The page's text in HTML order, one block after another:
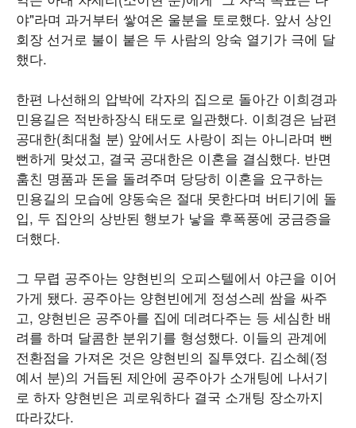
야"라며 과거부터 쌓여온 울분을 토로했다. 앞서 상인
회장 선거로 불이 붙은 두 사람의 앙숙 열기가 극에 달
했다.
한편 나선해의 압박에 각자의 집으로 돌아간 이희경과
민용길은 적반하장식 태도로 일관했다. 이희경은 남편
공대한(최대철 분) 앞에서도 사랑이 죄는 아니라며 뻔
뻔하게 맞섰고, 결국 공대한은 이혼을 결심했다. 반면
훔친 명품과 돈을 돌려주며 당당히 이혼을 요구하는
민용길의 모습에 양동숙은 절대 못한다며 버티기에 돌
입, 두 집안의 상반된 행보가 낳을 후폭풍에 궁금증을
더했다.
그 무렵 공주아는 양현빈의 오피스텔에서 야근을 이어
가게 됐다. 공주아는 양현빈에게 정성스레 쌈을 싸주
고, 양현빈은 공주아를 집에 데려다주는 등 세심한 배
려를 하며 달콤한 분위기를 형성했다. 이들의 관계에
전환점을 가져온 것은 양현빈의 질투였다. 김소혜(정
예서 분)의 거듭된 제안에 공주아가 소개팅에 나서기
로 하자 양현빈은 괴로워하다 결국 소개팅 장소까지
따라갔다.